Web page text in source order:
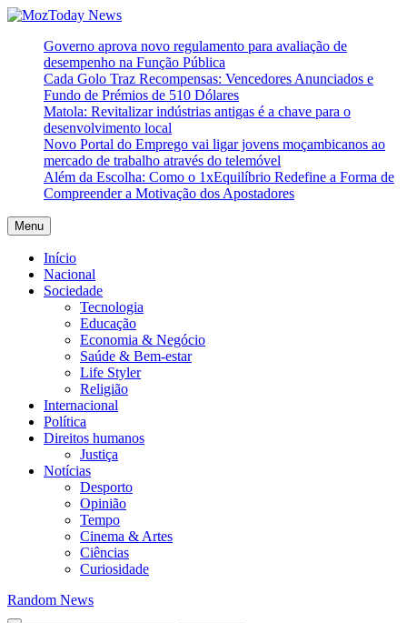
Skip
content
MozToday News
Onde a gente lê.
Governo aprova novo regulamento para avaliação de
desempenho na Função Pública
Cada Golo Traz Recompensas: Vencedores Anunciados e
Fundo de Prémios de 510 Dólares
Matola: Revitalizar indústrias antigas é a chave para o
desenvolvimento local
Novo Portal do Emprego vai ligar jovens moçambicanos ao
mercado de trabalho através do telemóvel
Além da Escolha: Como o 1xEquilíbrio Redefine a Forma de
Compreender a Motivação dos Apostadores
Menu
Início
Nacional
Sociedade
Tecnologia
Educação
Economia & Negócio
Saúde & Bem-estar
Life Styler
Religião
Internacional
Política
Direitos humanos
Justiça
Notícias
Desporto
Opinião
Tempo
Cinema & Artes
Ciências
Curiosidade
Random News